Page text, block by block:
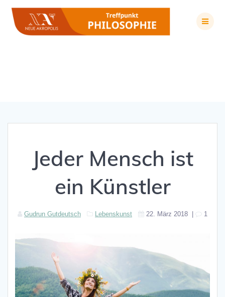
Inhalt
springen
Jeder Mensch ist
ein Künstler
Gudrun Gutdeutsch Lebenskunst 22. März 2018 1